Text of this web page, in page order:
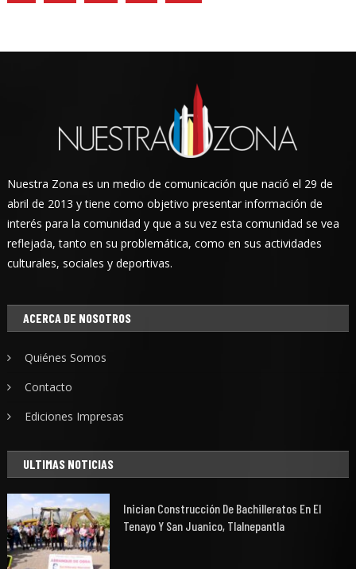
Nuestra Zona es un medio de comunicación que nació el 29 de
abril de 2013 y tiene como objetivo presentar información de
interés para la comunidad y que a su vez esta comunidad se vea
reflejada, tanto en su problemática, como en sus actividades
culturales, sociales y deportivas.
ACERCA DE NOSOTROS
Quiénes Somos
Contacto
Ediciones Impresas
ULTIMAS NOTICIAS
Inician Construcción De Bachilleratos En El
Tenayo Y San Juanico, Tlalnepantla